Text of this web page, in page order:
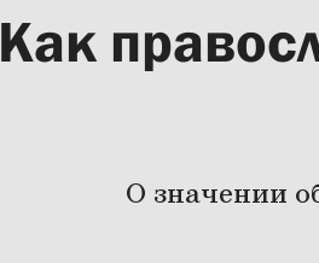
Как
О значении